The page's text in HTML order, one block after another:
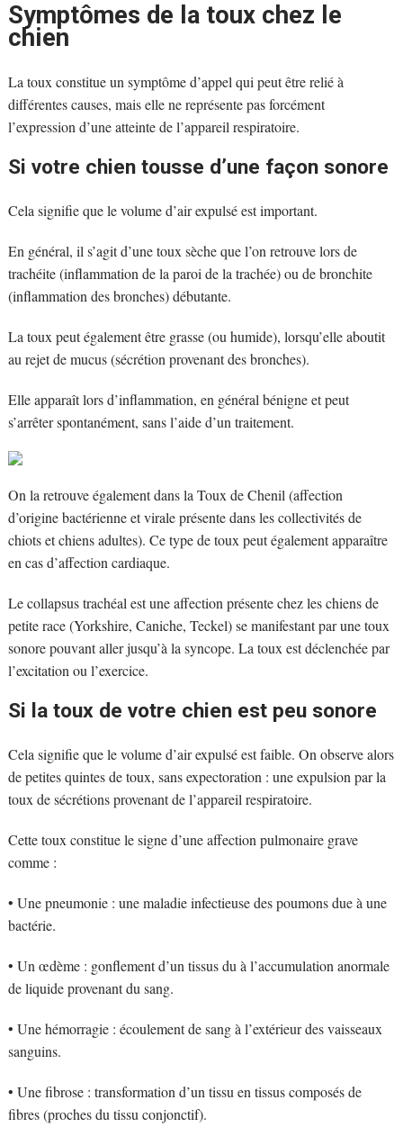
Symptômes de la toux chez le
chien
La toux constitue un symptôme d’appel qui peut être relié à
différentes causes, mais elle ne représente pas forcément
l’expression d’une atteinte de l’appareil respiratoire.
Si votre chien tousse d’une façon sonore
Cela signifie que le volume d’air expulsé est important.
En général, il s’agit d’une toux sèche que l’on retrouve lors de
trachéite (inflammation de la paroi de la trachée) ou de bronchite
(inflammation des bronches) débutante.
La toux peut également être grasse (ou humide), lorsqu’elle aboutit
au rejet de mucus (sécrétion provenant des bronches).
Elle apparaît lors d’inflammation, en général bénigne et peut
s’arrêter spontanément, sans l’aide d’un traitement.
On la retrouve également dans la Toux de Chenil (affection
d’origine bactérienne et virale présente dans les collectivités de
chiots et chiens adultes). Ce type de toux peut également apparaître
en cas d’affection cardiaque.
Le collapsus trachéal est une affection présente chez les chiens de
petite race (Yorkshire, Caniche, Teckel) se manifestant par une toux
sonore pouvant aller jusqu’à la syncope. La toux est déclenchée par
l’excitation ou l’exercice.
Si la toux de votre chien est peu sonore
Cela signifie que le volume d’air expulsé est faible. On observe alors
de petites quintes de toux, sans expectoration : une expulsion par la
toux de sécrétions provenant de l’appareil respiratoire.
Cette toux constitue le signe d’une affection pulmonaire grave
comme :
• Une pneumonie : une maladie infectieuse des poumons due à une
bactérie.
• Un œdème : gonflement d’un tissus du à l’accumulation anormale
de liquide provenant du sang.
• Une hémorragie : écoulement de sang à l’extérieur des vaisseaux
sanguins.
• Une fibrose : transformation d’un tissu en tissus composés de
fibres (proches du tissu conjonctif).